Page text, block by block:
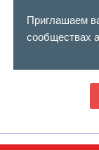
Приглашаем
сообществах